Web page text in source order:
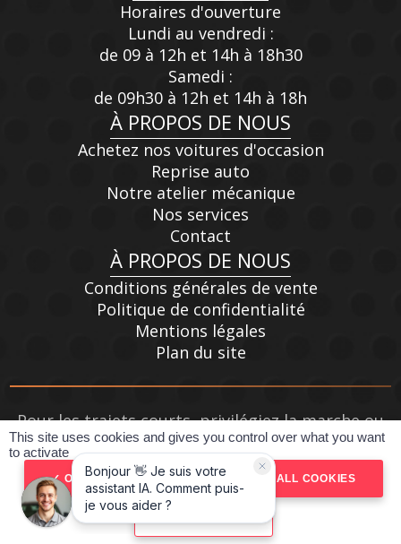
Horaires d'ouverture
Lundi au vendredi :
de 09 à 12h et 14h à 18h30
Samedi :
de 09h30 à 12h et 14h à 18h
À PROPOS DE NOUS
Achetez nos voitures d'occasion
Reprise auto
Notre atelier mécanique
Nos services
Contact
À PROPOS DE NOUS
Conditions générales de vente
Politique de confidentialité
Mentions légales
Plan du site
Pour les trajets courts, privilégiez la marche ou
le vélo #SeDéplacerMoinsPolluer
Réalisé par SPIDERVO
This site uses cookies and gives you control over what you want
to activate
OK, ACCEPT ALL DENY ALL COOKIES